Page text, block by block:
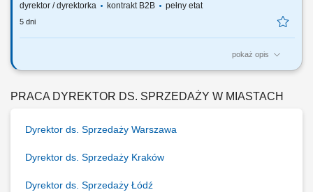
dyrektor / dyrektorka kontrakt B2B pełny etat
5 dni
pokaż opis
Za co będziesz odpowiadać: własny biznes przychodowy i zarządzanie
Planowania Finansowego oraz Menedżerów, budowanie portfela
PRACA DYREKTOR DS. SPRZEDAŻY W MIASTACH
Dyrektor ds. Sprzedaży Warszawa
Dyrektor ds. Sprzedaży Kraków
Dyrektor ds. Sprzedaży Łódź